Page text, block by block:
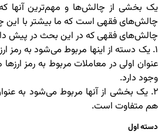
یک بخشی از چالش‌ها و مهم‌ترین آنها
چالش‌های فقهی است که ما بیشتر با این
چالش‌های فقهی که در این بحث در پیش
۱. یک دسته از اینها مربوط می‌شود به رمز
عنوان اولی در معاملات مربوط به رمز
وجود دارد.
۲. یک بخشی از آنها مربوط می‌شود به
هم متفاوت است.
دسته اول